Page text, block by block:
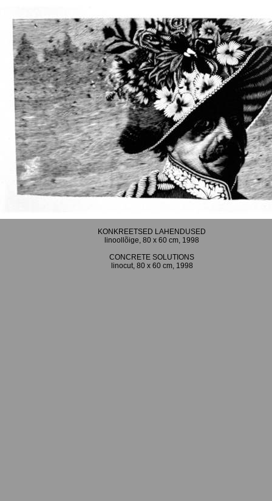
KONKREETSED LAHENDUSED
linoollõige, 80 x 60 cm, 1998
CONCRETE SOLUTIONS
linocut, 80 x 60 cm, 1998